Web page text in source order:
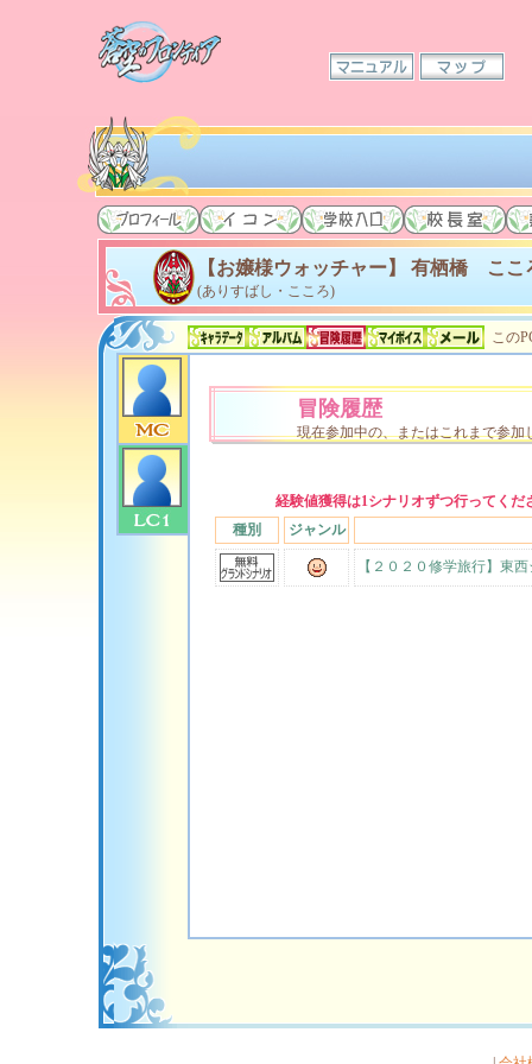
【お嬢様ウォッチャー】 有栖橋 ここ
(ありすばし・こころ)
この
冒険履歴
現在参加中の、またはこれまで参
経験値獲得は1シナリオずつ行ってく
種別
ジャンル
【２０２０修学旅行】東